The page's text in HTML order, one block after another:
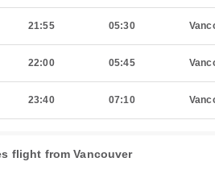
21:55 05:30
22:00 05:45
23:40 07:10
flight from Vancouver